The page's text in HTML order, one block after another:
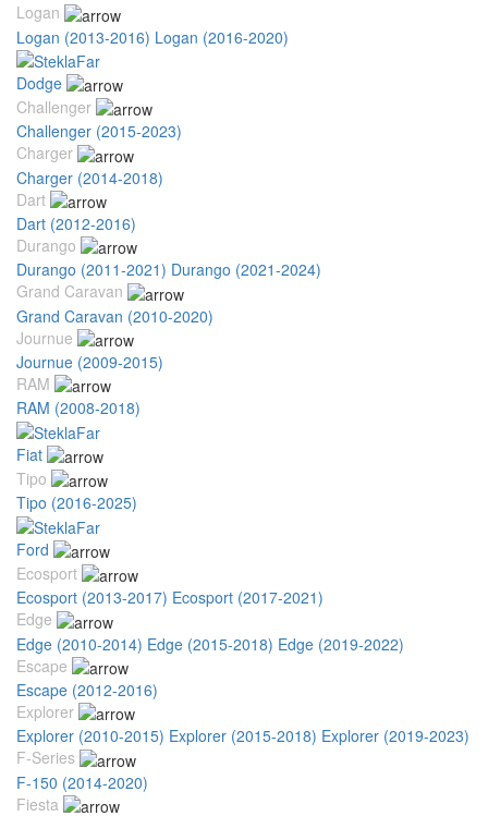
Logan
Logan (2013-2016) Logan (2016-2020)
Dodge
Challenger
Challenger (2015-2023)
Charger
Charger (2014-2018)
Dart
Dart (2012-2016)
Durango
Durango (2011-2021) Durango (2021-2024)
Grand Caravan
Grand Caravan (2010-2020)
Journue
Journue (2009-2015)
RAM
RAM (2008-2018)
Fiat
Tipo
Tipo (2016-2025)
Ford
Ecosport
Ecosport (2013-2017) Ecosport (2017-2021)
Edge
Edge (2010-2014) Edge (2015-2018) Edge (2019-2022)
Escape
Escape (2012-2016)
Explorer
Explorer (2010-2015) Explorer (2015-2018) Explorer (2019-2023)
F-Series
F-150 (2014-2020)
Fiesta